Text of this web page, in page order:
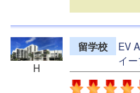
H
留学校
EV
イ